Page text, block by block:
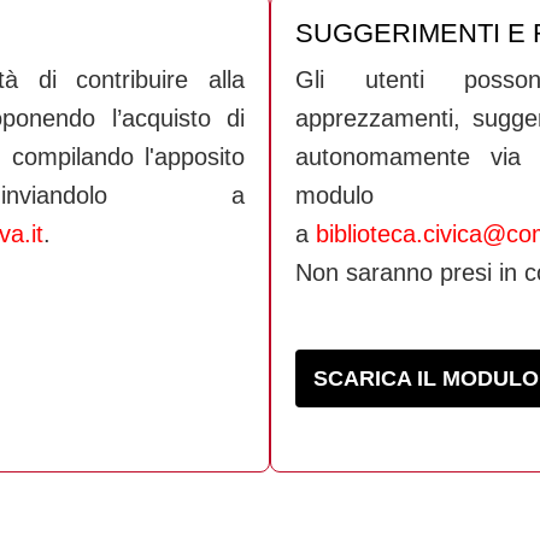
di contribuire alla
l’acquisto di
l'apposito
a
.
SUGGERIMENTI E
Gli utenti
apprezzamenti,
autonomamente
a
Non saranno presi in
SCARICA IL MODULO